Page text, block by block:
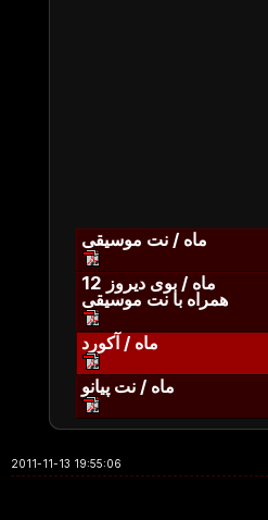
ماه / نت موسیقی
ماه / بوی دیروز 12
همراه با نت موسیقی
ماه / آکورد
ماه / نت پیانو
2011-11-13 19:55:06